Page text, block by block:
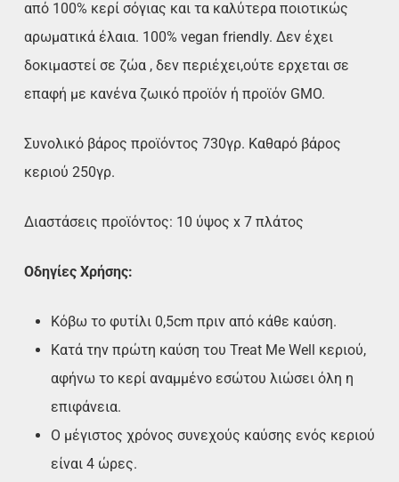
από 100% κερί σόγιας και τα καλύτερα ποιοτικώς
αρωματικά έλαια. 100% vegan friendly. Δεν έχει
δοκιμαστεί σε ζώα , δεν περιέχει,ούτε ερχεται σε
επαφή με κανένα ζωικό προϊόν ή προϊόν GMO.
Συνολικό βάρος προϊόντος 730γρ. Καθαρό βάρος
κεριού 250γρ.
Διαστάσεις προϊόντος: 10 ύψος x 7 πλάτος
Οδηγίες Χρήσης:
Κόβω το φυτίλι 0,5cm πριν από κάθε καύση.
Κατά την πρώτη καύση του Treat Me Well κεριού,
αφήνω το κερί αναμμένο εσώτου λιώσει όλη η
επιφάνεια.
Ο μέγιστος χρόνος συνεχούς καύσης ενός κεριού
είναι 4 ώρες.